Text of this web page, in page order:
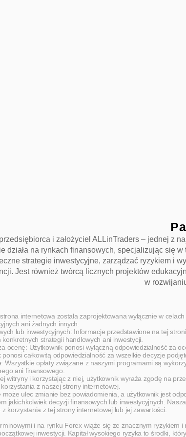
i założyciel ALLinTraders – jednej z
działa na rynkach finansowych, specjalizując się
strategie inwestycyjne, zarządzać ryzykiem i
Jest również twórcą licznych projektów
w
internetowa została zaprojektowana wyłącznie w
ani żadnych innych.
lub inwestycyjnych: Informacje przedstawione na tej
strategii handlowych ani inwestycji.
ocenę: Użytkownik ponosi wyłączną odpowiedzialność za
całkowitą odpowiedzialność za wszelkie decyzje
Wszystkie opłaty związane z naszymi programami są
ani finansowego.
witryny i korzystając z niej, użytkownik wyraża zgodę na
z naszej strony internetowej.
może ulec zmianie bez powiadomienia, a użytkownik jest
jakichkolwiek decyzji finansowych lub inwestycyjnych.
korzystania z tej strony internetowej lub jej zawartości.
i na rynku Forex wiąże się ze znacznym ryzykiem
inwestycji. Kapitał wysokiego ryzyka to środki,